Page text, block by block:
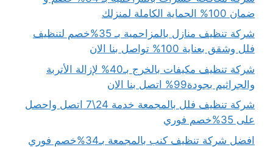
ضمان 100% الحماية الكاملة لمنزلك
شركة تنظيف منازل بالمزاحمية بـ 35%خصم لتنظيف
فلل وشقق بعناية 100% تواصل بنا الان
شركة تنظيف مكيفات بالخرج بـ40% لإزالة الأتربة
والجراثيم بجودة99% اتصل بنا الان
شركة تنظيف فلل بالمجمعة خدمة 24\7 اتصل واحصل
على 35%خصم فوري
افضل شركة تنظيف كنب بالمجمعة بـ34%خصم فوري